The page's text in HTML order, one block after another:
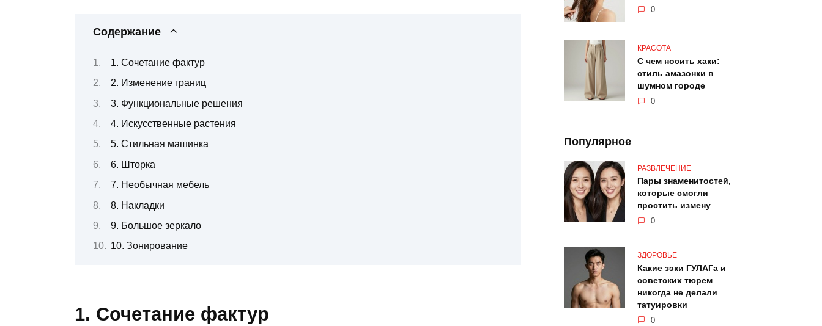
Содержание
1. Сочетание фактур
2. Изменение границ
3. Функциональные решения
4. Искусственные растения
5. Стильная машинка
6. Шторка
7. Необычная мебель
8. Накладки
9. Большое зеркало
10. Зонирование
1. Сочетание фактур
0
КРАСОТА
С чем носить хаки:
стиль амазонки в
шумном городе
0
Популярное
РАЗВЛЕЧЕНИЕ
Пары знаменитостей,
которые смогли
простить измену
0
ЗДОРОВЬЕ
Какие зэки ГУЛАГа и
советских тюрем
никогда не делали
татуировки
0